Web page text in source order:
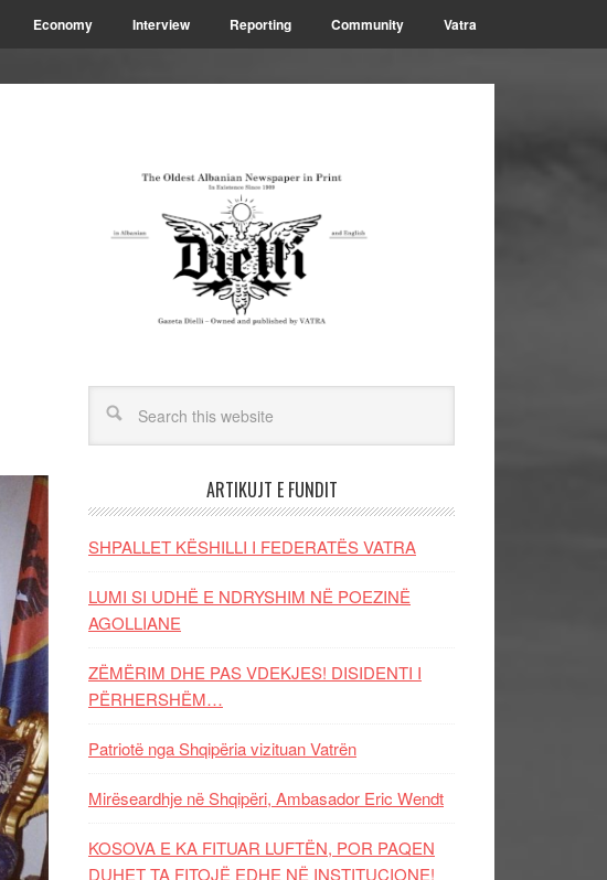
Economy Interview Reporting Community Vatra
ARTIKUJT E FUNDIT
SHPALLET KËSHILLI I FEDERATËS VATRA
LUMI SI UDHË E NDRYSHIM NË POEZINË
AGOLLIANE
ZËMËRIM DHE PAS VDEKJES! DISIDENTI I
PËRHERSHËM…
Patriotë nga Shqipëria vizituan Vatrën
Mirëseardhje në Shqipëri, Ambasador Eric Wendt
KOSOVA E KA FITUAR LUFTËN, POR PAQEN
DUHET TA FITOJË EDHE NË INSTITUCIONE!